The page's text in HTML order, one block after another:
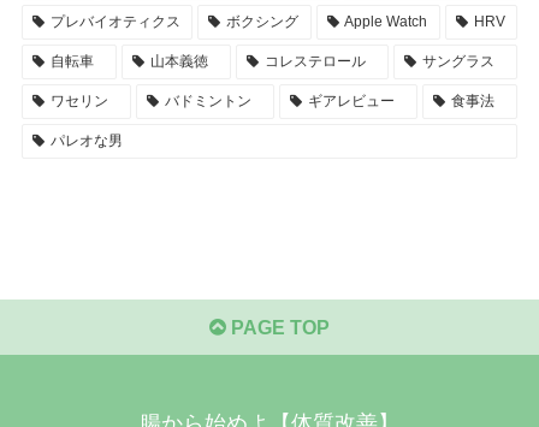
プレバイオティクス ボクシング Apple Watch HRV
自転車 山本義徳 コレステロール サングラス
ワセリン バドミントン ギアレビュー 食事法
パレオな男
PAGE TOP